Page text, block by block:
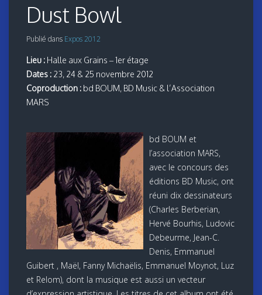
Dust Bowl
Publié dans Expos 2012
Lieu : Halle aux Grains – 1er étage
Dates : 23, 24 & 25 novembre 2012
Coproduction : bd BOUM, BD Music & l’Association
MARS
bd BOUM et
l’association MARS,
avec le concours des
éditions BD Music, ont
réuni dix dessinateurs
(Charles Berberian,
Hervé Bourhis, Ludovic
Debeurme, Jean-C.
Denis, Emmanuel
Guibert , Maël, Fanny Michaëlis, Emmanuel Moynot, Luz
et Relom), dont la musique est aussi un vecteur